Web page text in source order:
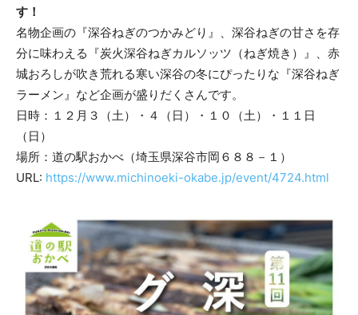
す！
名物企画の『深谷ねぎのつかみどり』、深谷ねぎの甘さを存
分に味わえる『炭火深谷ねぎカルソッツ（ねぎ焼き）』、赤
城おろしが吹き荒れる寒い深谷の冬にぴったりな『深谷ねぎ
ラーメン』など企画が盛りだくさんです。
日時：１２月３（土）・４（日）・１０（土）・１１日
（日）
場所：道の駅おかべ（埼玉県深谷市岡６８８－１）
URL: https://www.michinoeki-okabe.jp/event/4724.html